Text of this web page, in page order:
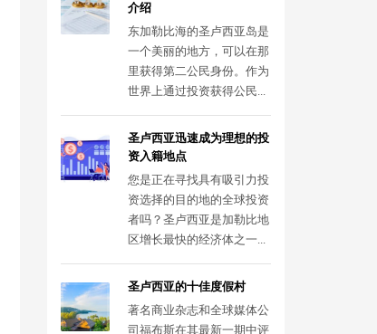
介绍
东加勒比海的圣卢西亚岛是
一个美丽的地方，可以在那
里获得第二公民身份。作为
世界上通过投资获得公民...
圣卢西亚迅速成为理想的投
资入籍地点
您是正在寻找具有吸引力投
资选择的目的地的全球投资
者吗？圣卢西亚是加勒比地
区增长最快的经济体之一...
圣卢西亚的十佳度假村
著名商业杂志和全球媒体公
司福布斯在其最新一期中评